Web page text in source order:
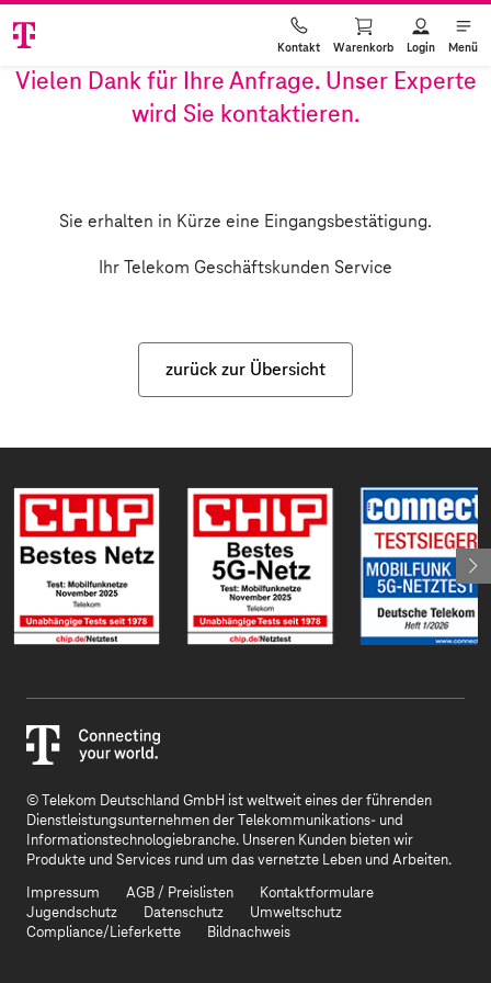
Kontakt Warenkorb Login Menü
Vielen Dank für Ihre Anfrage. Unser Experte
wird Sie kontaktieren.
Sie erhalten in Kürze eine Eingangsbestätigung.
Ihr Telekom Geschäftskunden Service
zurück zur Übersicht
© Telekom Deutschland GmbH ist weltweit eines der führenden
Dienstleistungsunternehmen der Telekommunikations- und
Informationstechnologiebranche. Unseren Kunden bieten wir
Produkte und Services rund um das vernetzte Leben und Arbeiten.
Impressum
AGB / Preislisten
Kontaktformulare
Jugendschutz
Datenschutz
Umweltschutz
Compliance/Lieferkette
Bildnachweis